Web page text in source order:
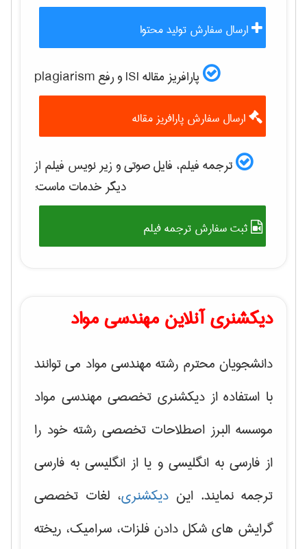
ارسال سفارش تولید محتوا
پارافریز مقاله ISI و رفع plagiarism
ارسال سفارش پارافریز مقاله
ترجمه فیلم، فایل صوتی و زیر نویس فیلم از
دیگر خدمات ماست:
ثبت سفارش ترجمه فیلم
دیکشنری آنلاین مهندسی مواد
دانشجویان محترم رشته مهندسی مواد می توانند
با استفاده از دیکشنری تخصصی مهندسی مواد
موسسه البرز اصطلاحات تخصصی رشته خود را
از فارسی به انگلیسی و یا از انگلیسی به فارسی
ترجمه نمایند. این دیکشنری، لغات تخصصی
گرایش های شکل دادن فلزات، سرامیک، ریخته